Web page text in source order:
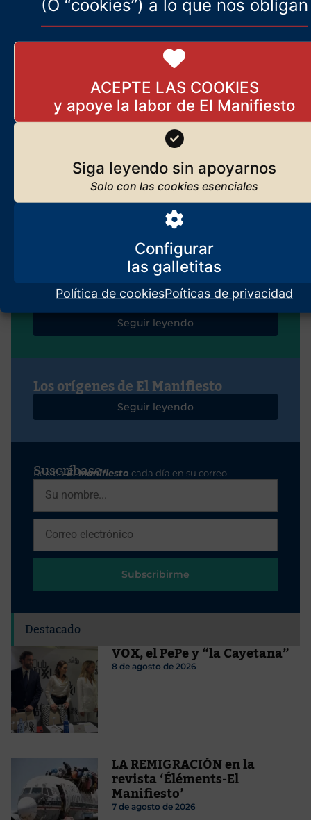
(O “cookies”) a lo que nos obligan
ACEPTE LAS COOKIES
Siga leyendo sin apoyarnos
Configurar
Política de cookiesPoíticas de privacidad
6 de marzo de 2024
«España ha muerto», dice el
más españolista de los
españoles
10 de octubre de 2024
¡Abajo las caretas!
Lo que somos, lo que nos mueve
Seguir leyendo
Los orígenes de El Manifiesto
Seguir leyendo
Suscríbase
RecibaEl Manifiesto cada día en su correo
Subscribirme
Destacado
VOX, el PePe y “la Cayetana”
8 de agosto de 2026
LA REMIGRACIÓN en la
revista ‘Éléments-El
Manifiesto’
7 de agosto de 2026